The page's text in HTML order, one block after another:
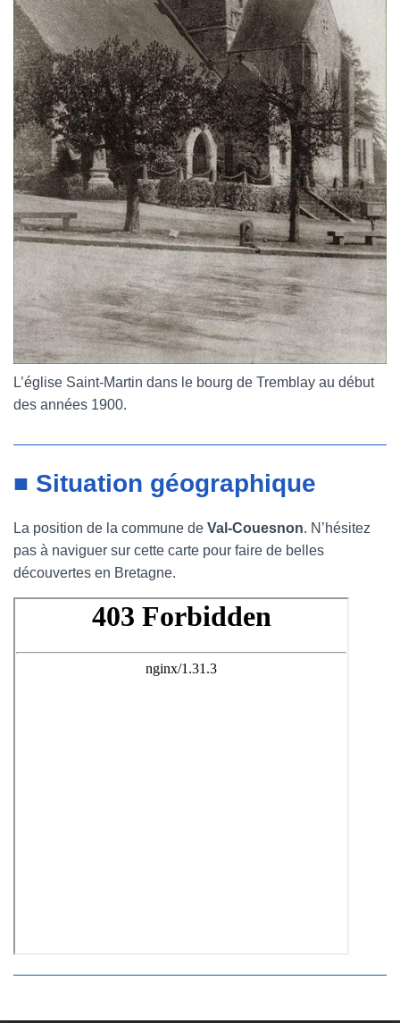
L’église Saint-Martin dans le bourg de Tremblay au début
des années 1900.
■ Situation géographique
La position de la commune de Val-Couesnon. N’hésitez
pas à naviguer sur cette carte pour faire de belles
découvertes en Bretagne.